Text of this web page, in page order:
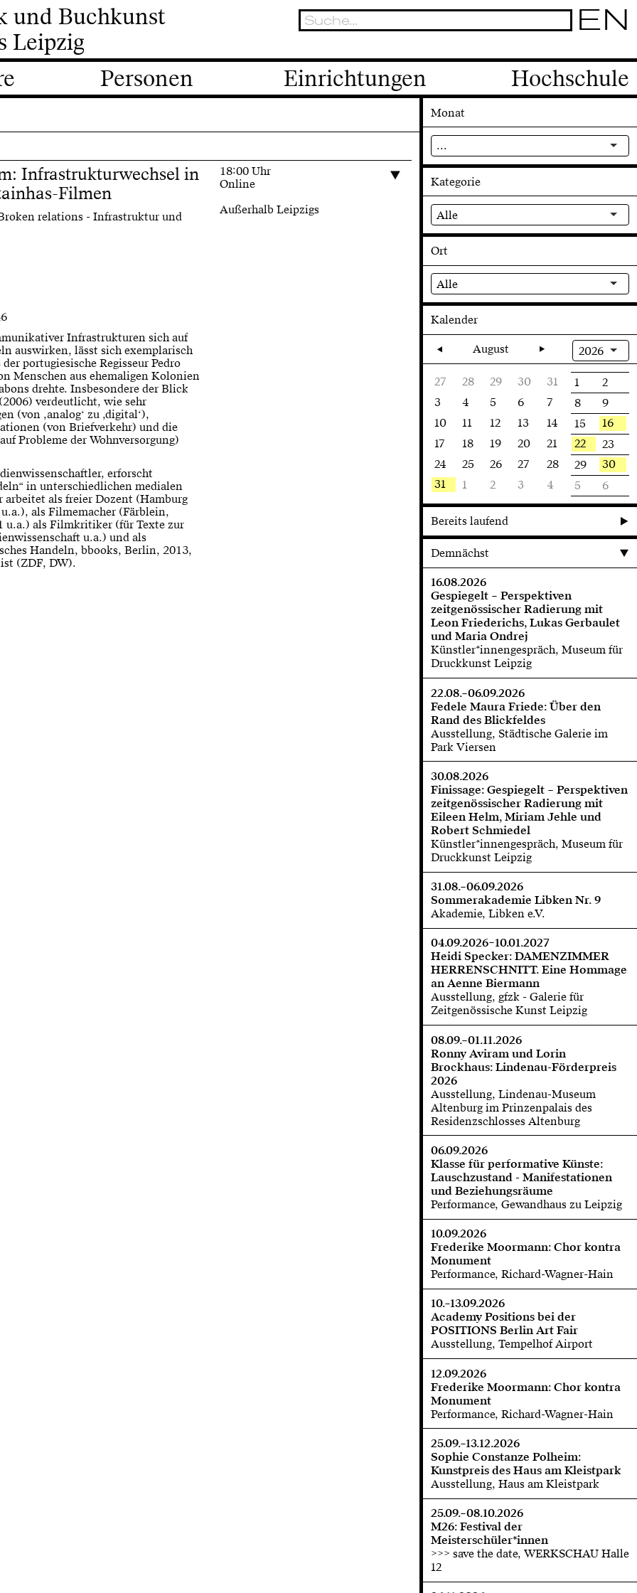
und Buchkunst
Leipzig
EN
Personen Einrichtungen Hochschule
Infrastrukturwechsel in
Filmen
relations - Infrastruktur und
Infrastrukturen sich auf
auswirken, lässt sich exemplarisch
portugiesische Regisseur Pedro
Menschen aus ehemaligen Kolonien
drehte. Insbesondere der Blick
verdeutlicht, wie sehr
(von ‚analog‘ zu ‚digital‘),
(von Briefverkehr) und die
Probleme der Wohnversorgung)
erforscht
in unterschiedlichen medialen
arbeitet als freier Dozent (Hamburg
als Filmemacher (Färblein,
u.a.) als Filmkritiker (für Texte zur
u.a.) und als
Handeln, bbooks, Berlin, 2013,
(ZDF, DW).
18:00 Uhr
Online
Außerhalb Leipzigs
Monat
...
Kategorie
Alle
Ort
Alle
Kalender
2026
August
27 28 29 30 31 1
2
3
4 5 6 7 8
9
10
11 12 13 14 15
16
17
18 19 20 21 22
23
24
25 26 27 28 29
30
31
1 2 3 4 5 6
Bereits laufend
Demnächst
16.08.2026
Gespiegelt – Perspektiven
zeitgenössischer Radierung mit
Leon Friederichs, Lukas Gerbaulet
und Maria Ondrej
Künstler*innengespräch, Museum für
Druckkunst Leipzig
22.08.–06.09.2026
Fedele Maura Friede: Über den
Rand des Blickfeldes
Ausstellung, Städtische Galerie im
Park Viersen
30.08.2026
Finissage: Gespiegelt – Perspektiven
zeitgenössischer Radierung mit
Eileen Helm, Miriam Jehle und
Robert Schmiedel
Künstler*innengespräch, Museum für
Druckkunst Leipzig
31.08.–06.09.2026
Sommerakademie Libken Nr. 9
Akademie, Libken e.V.
04.09.2026–10.01.2027
Heidi Specker: DAMENZIMMER
HERRENSCHNITT. Eine Hommage
an Aenne Biermann
Ausstellung, gfzk - Galerie für
Zeitgenössische Kunst Leipzig
08.09.–01.11.2026
Ronny Aviram und Lorin
Brockhaus: Lindenau-Förderpreis
2026
Ausstellung, Lindenau-Museum
Altenburg im Prinzenpalais des
Residenzschlosses Altenburg
06.09.2026
Klasse für performative Künste:
Lauschzustand - Manifestationen
und Beziehungsräume
Performance, Gewandhaus zu Leipzig
10.09.2026
Frederike Moormann: Chor kontra
Monument
Performance, Richard-Wagner-Hain
10.–13.09.2026
Academy Positions bei der
POSITIONS Berlin Art Fair
Ausstellung, Tempelhof Airport
12.09.2026
Frederike Moormann: Chor kontra
Monument
Performance, Richard-Wagner-Hain
25.09.–13.12.2026
Sophie Constanze Polheim:
Kunstpreis des Haus am Kleistpark
Ausstellung, Haus am Kleistpark
25.09.–08.10.2026
M26: Festival der
Meisterschüler*innen
>>> save the date, WERKSCHAU Halle
12